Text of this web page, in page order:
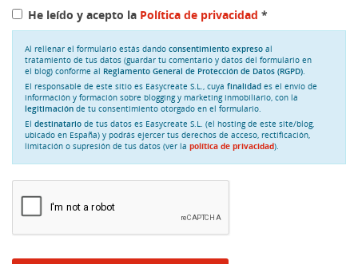
He leído y acepto la Política de privacidad *
Al rellenar el formulario estás dando consentimiento expreso al
tratamiento de tus datos (guardar tu comentario y datos del formulario en
el blog) conforme al Reglamento General de Protección de Datos (RGPD).
El responsable de este sitio es Easycreate S.L., cuya finalidad es el envío de
información y formación sobre blogging y marketing inmobiliario, con la
legitimación de tu consentimiento otorgado en el formulario.
El destinatario de tus datos es Easycreate S.L. (el hosting de este site/blog,
ubicado en España) y podrás ejercer tus derechos de acceso, rectificación,
limitación o supresión de tus datos (ver la política de privacidad).